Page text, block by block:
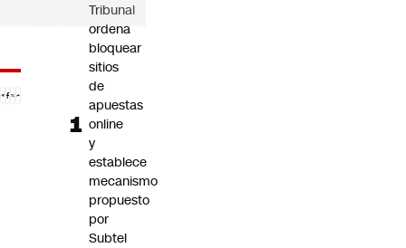
Tribunal
ordena
bloquear
sitios
de
apuestas
online
y
establece
mecanismo
propuesto
por
Subtel